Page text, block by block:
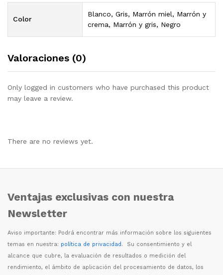
Color
Blanco, Gris, Marrón miel, Marrón y
crema, Marrón y gris, Negro
Valoraciones (0)
Only logged in customers who have purchased this product
may leave a review.
There are no reviews yet.
Ventajas exclusivas con nuestra
Newsletter
Aviso importante: Podrá encontrar más información sobre los siguientes
temas en nuestra: política de privacidad. Su consentimiento y el
alcance que cubre, la evaluación de resultados o medición del
rendimiento, el ámbito de aplicación del procesamiento de datos, los